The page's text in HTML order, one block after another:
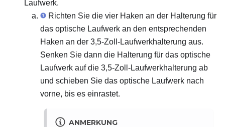
Laufwerk.
Richten Sie die vier Haken an der Halterung für
das optische Laufwerk an den entsprechenden
Haken an der 3,5-Zoll-Laufwerkhalterung aus.
Senken Sie dann die Halterung für das optische
Laufwerk auf die 3,5-Zoll-Laufwerkhalterung ab
und schieben Sie das optische Laufwerk nach
vorne, bis es einrastet.
ANMERKUNG